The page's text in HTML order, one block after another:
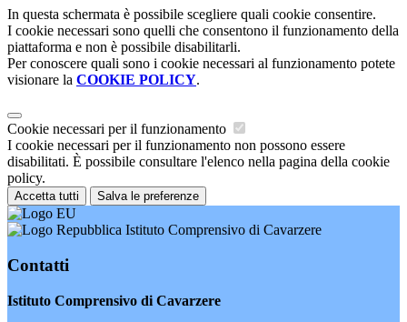
In questa schermata è possibile scegliere quali cookie consentire.
I cookie necessari sono quelli che consentono il funzionamento della
piattaforma e non è possibile disabilitarli.
Per conoscere quali sono i cookie necessari al funzionamento potete
visionare la COOKIE POLICY.
Cookie necessari per il funzionamento
I cookie necessari per il funzionamento non possono essere
disabilitati. È possibile consultare l'elenco nella pagina della cookie
policy.
Accetta tutti Salva le preferenze
Istituto Comprensivo di Cavarzere
Contatti
Istituto Comprensivo di Cavarzere